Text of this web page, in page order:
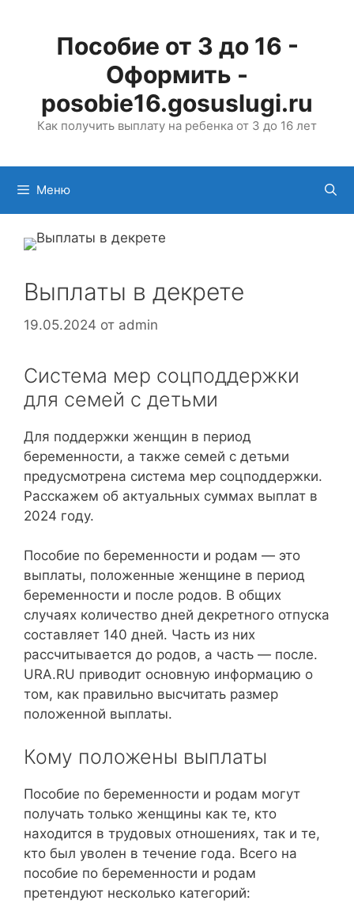
содержимомуПособие от 3 до 16 -
Оформить -
posobie16.gosuslugi.ru
Как получить выплату на ребенка от 3 до 16 лет
Меню
Выплаты в декрете
19.05.2024 от admin
Система мер соцподдержки
для семей с детьми
Для поддержки женщин в период
беременности, а также семей с детьми
предусмотрена система мер соцподдержки.
Расскажем об актуальных суммах выплат в
2024 году.
Пособие по беременности и родам — это
выплаты, положенные женщине в период
беременности и после родов. В общих
случаях количество дней декретного отпуска
составляет 140 дней. Часть из них
рассчитывается до родов, а часть — после.
URA.RU приводит основную информацию о
том, как правильно высчитать размер
положенной выплаты.
Кому положены выплаты
Пособие по беременности и родам могут
получать только женщины как те, кто
находится в трудовых отношениях, так и те,
кто был уволен в течение года. Всего на
пособие по беременности и родам
претендуют несколько категорий: